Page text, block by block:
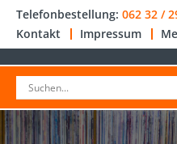
Telefonbestellung: 062 32 /
Kontakt
Impressum